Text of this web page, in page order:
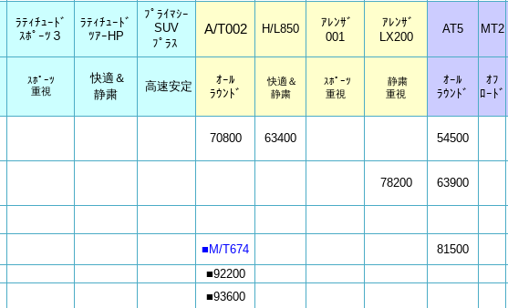
ﾗﾃｨﾁｭｰﾄﾞ
ｽﾎﾟｰﾂ３
ﾗﾃｨﾁｭｰﾄﾞ
ﾂｱｰHP
ﾌﾟﾗｲﾏｼｰ
SUV
ﾌﾟﾗｽ
A/T002 H/L850
ｱﾚﾝｻﾞ
001
ｱﾚﾝｻﾞ
LX200
AT5 MT2
ｽﾎﾟｰﾂ
重視
快適＆
静粛
高速安定
ｵｰﾙ
ﾗｳﾝﾄﾞ
快適＆
静粛
ｽﾎﾟｰﾂ
重視
静粛
重視
ｵｰﾙ
ﾗｳﾝﾄﾞ
ｵﾌ
ﾛｰﾄﾞ
70800 63400 54500
78200 63900
■M/T674 81500
■92200
■93600